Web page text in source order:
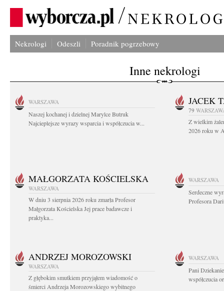
Nekrologi Odeszli Poradnik pogrzebowy
Inne nekrologi
WARSZAWA
Naszej kochanej i dzielnej Marylce Butruk
Najcieplejsze wyrazy wsparcia i współczucia w...
JACEK
79
Z wielkim
2026 roku w
MAŁGORZATA KOŚCIELSKA
WARSZAWA
W dniu 3 sierpnia 2026 roku zmarła Profesor
Małgorzata Kościelska Jej prace badawcze i
praktyka...
WARSZAWA
Serdeczne
Profesora
ANDRZEJ MOROZOWSKI
WARSZAWA
Z głębokim smutkiem przyjąłem wiadomość o
śmierci Andrzeja Morozowskiego wybitnego
WARSZAWA
Pani
współczucia